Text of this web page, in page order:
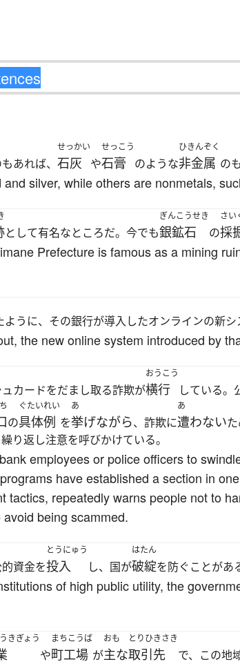
あれば、
せっかい
石灰 や
せっこう
石膏 のような
ひきんぞく
非金属 の
silver, while others are nonmetals,
として有名なところだ。今でも
ぎんこうせき
銀鉱石 の
さい
採
Prefecture is famous as a mining
うに、その銀行が導入したオンラインの新シ
the new online system introduced by
カードをだまし取る詐欺が
おうこう
横行 している。
の
ぐたいれい
具体例 を
あ
挙げながら、詐欺に
あ
遭わない
り返し注意を呼びかけている。
employees or police officers to
have established a section in
tactics, repeatedly warns people not to
being scammed.
資金を
とうにゅう
投入 し、国が
はたん
破綻を防ぐことがあ
of high public utility, the
きぎょう
や
まちこうば
町工場 が
おも
主な
とりひきさき
取引先 で、この地